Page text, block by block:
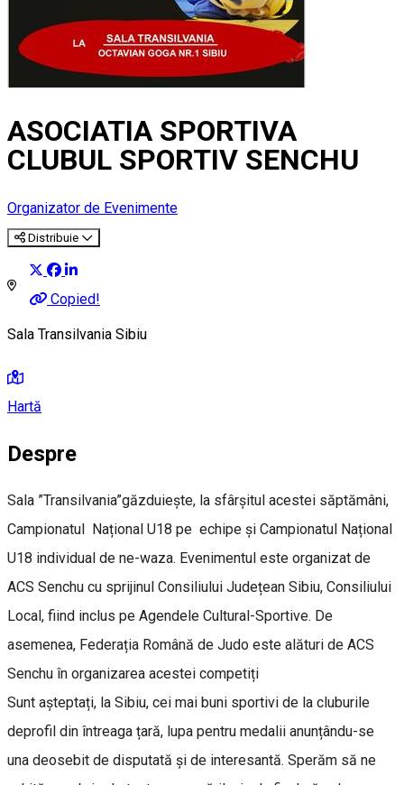
ASOCIATIA SPORTIVA
CLUBUL SPORTIV SENCHU
Organizator de Evenimente
Distribuie
Copied!
Sala Transilvania Sibiu
Hartă
Despre
Sala ”Transilvania”găzduiește, la sfârșitul acestei săptămâni,
Campionatul Național U18 pe echipe și Campionatul Național
U18 individual de ne-waza. Evenimentul este organizat de
ACS Senchu cu sprijinul Consiliului Județean Sibiu, Consiliului
Local, fiind inclus pe Agendele Cultural-Sportive. De
asemenea, Federația Română de Judo este alături de ACS
Senchu în organizarea acestei competiți
Sunt așteptați, la Sibiu, cei mai buni sportivi de la cluburile
deprofil din întreaga țară, lupa pentru medalii anunțându-se
una deosebit de disputată și de interesantă. Sperăm să ne